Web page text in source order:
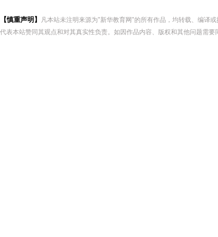
【慎重声明】
凡本站未注明来源为"新华教育网"的所有作品，均转载、编译
代表本站赞同其观点和对其真实性负责。如因作品内容、版权和其他问题需